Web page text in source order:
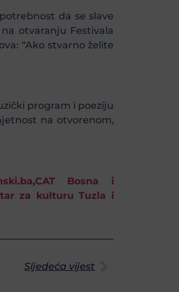
da se slave
otvaranju Festivala
“Ako stvarno želite
program i poeziju
na otvorenom,
,CAT Bosna i
za kulturu Tuzla i
Sljedeća vijest